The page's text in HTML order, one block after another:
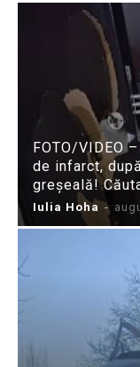
FOTO/VIDEO
de infarct,
greșeală!
Iulia Hoha -